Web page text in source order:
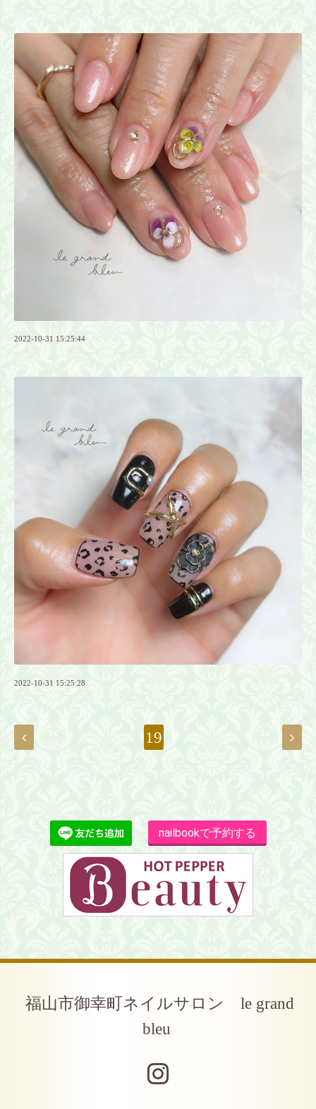
2022-10-31 15:25:44
2022-10-31 15:25:28
19
nailbookで予約する
福山市御幸町ネイルサロン le grand
bleu